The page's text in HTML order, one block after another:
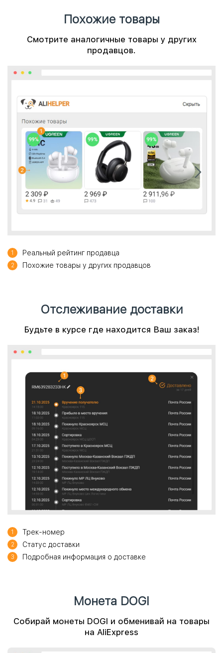
Похожие товары
Смотрите аналогичные товары у других
продавцов.
1 Реальный рейтинг продавца
2 Похожие товары у других продавцов
Отслеживание доставки
Будьте в курсе где находится Ваш заказ!
1 Трек-номер
2 Статус доставки
3 Подробная информация о доставке
Монета DOGI
Собирай монеты DOGI и обменивай на товары
на AliExpress